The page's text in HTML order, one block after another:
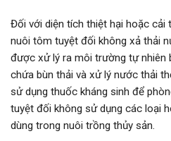
Đối với diện tích thiệt hại hoặc cải
nuôi tôm tuyệt đối không xả thải
được xử lý ra môi trường tự nhiên
chứa bùn thải và xử lý nước thải
sử dụng thuốc kháng sinh để
tuyệt đối không sử dụng các loại
dùng trong nuôi trồng thủy sản.